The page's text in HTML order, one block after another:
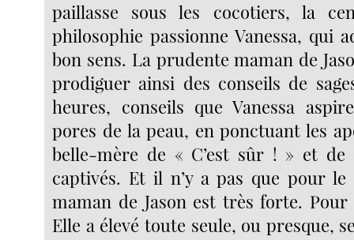
paillasse sous les cocotiers, la
philosophie passionne Vanessa, qui
bon sens. La prudente maman de
prodiguer ainsi des conseils de
heures, conseils que Vanessa
pores de la peau, en ponctuant les
belle-mère de « C’est sûr ! » et de
captivés. Et il n’y a pas que pour le
maman de Jason est très forte. Pour
Elle a élevé toute seule, ou presque,